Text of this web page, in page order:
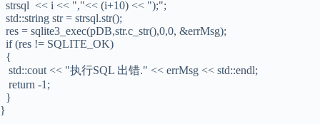
strsql << i << ","<< (i+10) << ");";
std::string str = strsql.str();
res = sqlite3_exec(pDB,str.c_str(),0,0, &errMsg);
if (res != SQLITE_OK)
{
std::cout << "执行SQL 出错." << errMsg << std::endl;
return -1;
}
}